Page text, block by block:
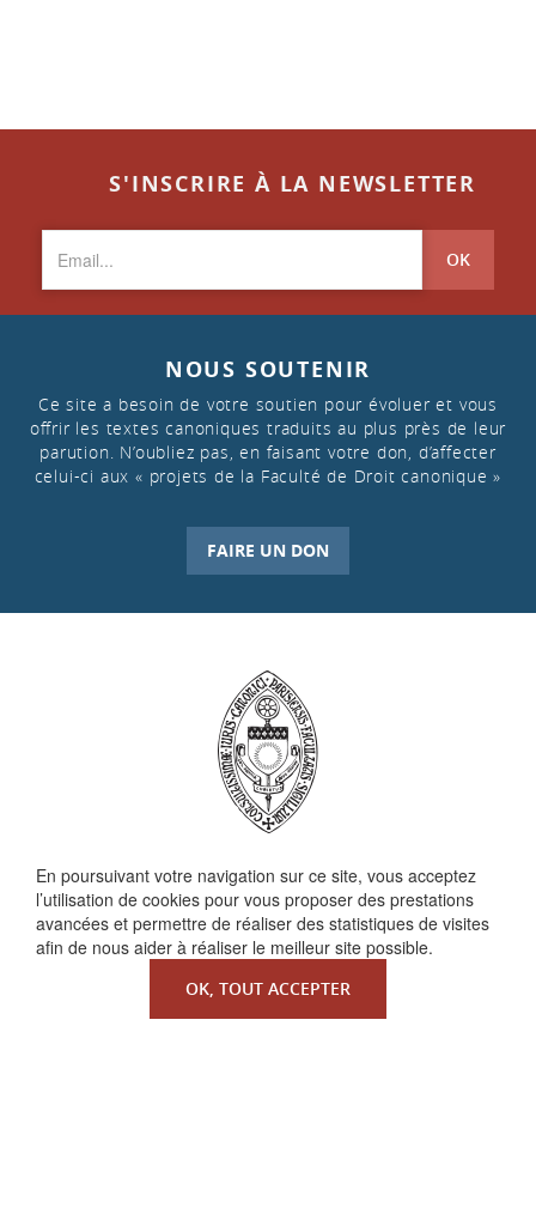
En poursuivant votre navigation sur ce site, vous acceptez
l’utilisation de cookies pour vous proposer des prestations
avancées et permettre de réaliser des statistiques de visites
afin de nous aider à réaliser le meilleur site possible.
OK, TOUT ACCEPTER
S'INSCRIRE À LA NEWSLETTER
OK
NOUS SOUTENIR
Ce site a besoin de votre soutien pour évoluer et vous
offrir les textes canoniques traduits au plus près de leur
parution. N’oubliez pas, en faisant votre don, d’affecter
celui-ci aux « projets de la Faculté de Droit canonique »
FAIRE UN DON
QUI SOMMES-NOUS ?
La Faculté de Droit canonique
Partenaires / mécènes